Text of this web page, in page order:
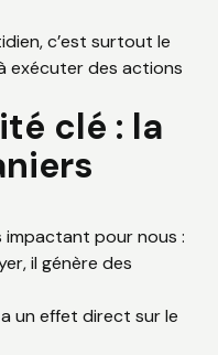
c’est surtout le
exécuter des actions
clé : la
impactant pour nous :
il génère des
un effet direct sur le